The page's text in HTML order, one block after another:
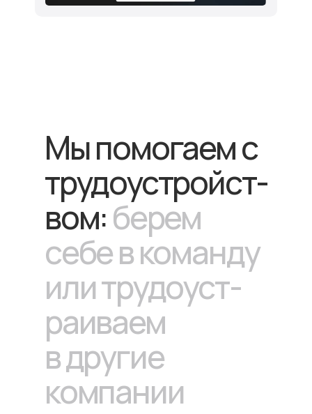
Мы помогаем с
трудоустройст-
вом:берем
себе в команду
или трудоуст-
раиваем
в другие
компании